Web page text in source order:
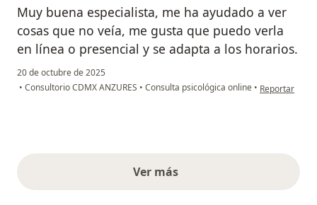
Muy buena especialista, me ha ayudado a ver
cosas que no veía, me gusta que puedo verla
en línea o presencial y se adapta a los horarios.
20 de octubre de 2025
• Consultorio CDMX ANZURES • Consulta psicológica online • en opinión
Reportar
Ver másopiniones anteriores